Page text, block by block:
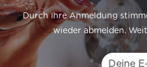
Durch Ihre Anmeldung
wieder abmelden.